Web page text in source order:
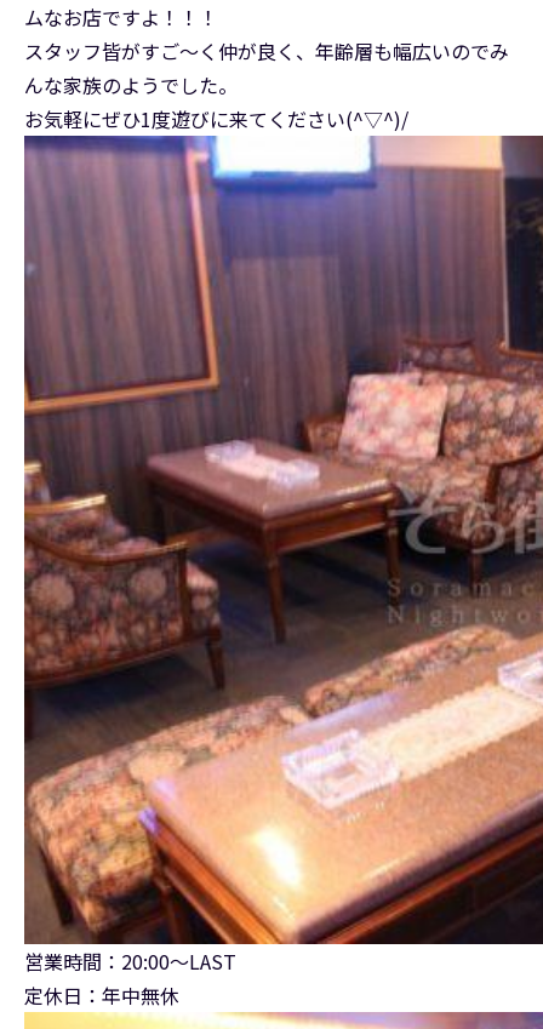
ムなお店ですよ！！！
スタッフ皆がすご～く仲が良く、年齢層も幅広いのでみ
んな家族のようでした。
お気軽にぜひ1度遊びに来てください(^▽^)/
営業時間：20:00～LAST
定休日：年中無休